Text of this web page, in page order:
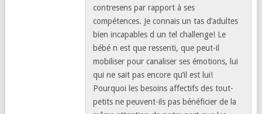
contresens par rapport à ses
compétences. Je connais un tas d’adultes
bien incapables d un tel challenge! Le
bébé n est que ressenti, que peut-il
mobiliser pour canaliser ses émotions, lui
qui ne sait pas encore qu’il est lui!
Pourquoi les besoins affectifs des tout-
petits ne peuvent-ils pas bénéficier de la